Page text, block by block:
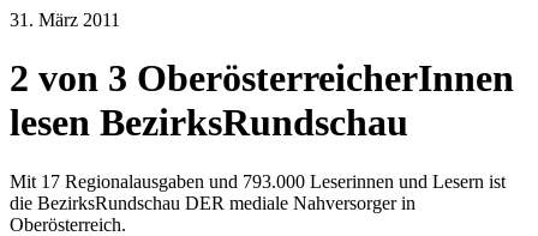
31. März 2011
2 von 3 OberösterreicherInnen
lesen BezirksRundschau
Mit 17 Regionalausgaben und 793.000 Leserinnen und Lesern ist
die BezirksRundschau DER mediale Nahversorger in
Oberösterreich.